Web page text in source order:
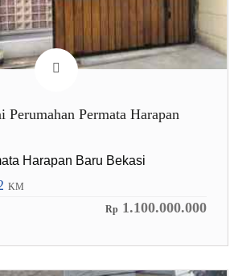
Perumahan Permata Harapan
Harapan Baru Bekasi
KM
Rp 1.100.000.000